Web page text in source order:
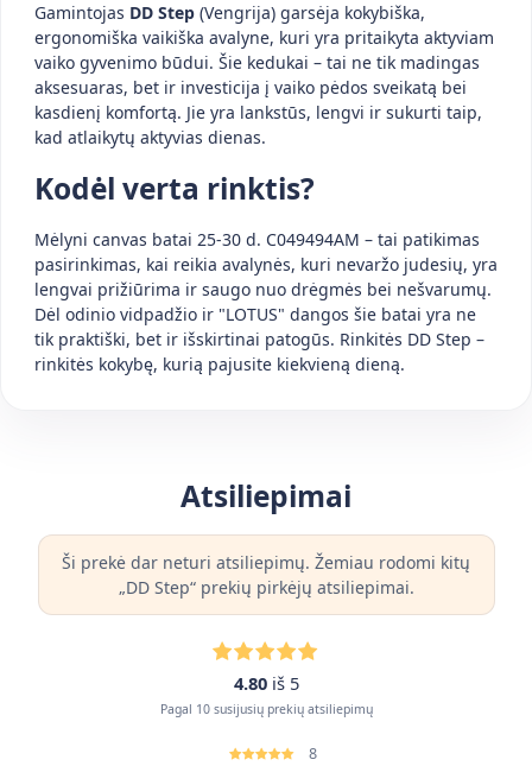
Gamintojas DD Step (Vengrija) garsėja kokybiška,
ergonomiška vaikiška avalyne, kuri yra pritaikyta aktyviam
vaiko gyvenimo būdui. Šie kedukai – tai ne tik madingas
aksesuaras, bet ir investicija į vaiko pėdos sveikatą bei
kasdienį komfortą. Jie yra lankstūs, lengvi ir sukurti taip,
kad atlaikytų aktyvias dienas.
Kodėl verta rinktis?
Mėlyni canvas batai 25-30 d. C049494AM – tai patikimas
pasirinkimas, kai reikia avalynės, kuri nevaržo judesių, yra
lengvai prižiūrima ir saugo nuo drėgmės bei nešvarumų.
Dėl odinio vidpadžio ir "LOTUS" dangos šie batai yra ne
tik praktiški, bet ir išskirtinai patogūs. Rinkitės DD Step –
rinkitės kokybę, kurią pajusite kiekvieną dieną.
Atsiliepimai
Ši prekė dar neturi atsiliepimų. Žemiau rodomi kitų
„DD Step“ prekių pirkėjų atsiliepimai.
4.80 iš 5
Pagal 10 susijusių prekių atsiliepimų
8